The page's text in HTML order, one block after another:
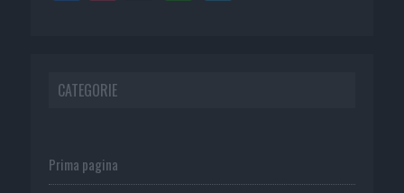
CATEGORIE
Prima pagina